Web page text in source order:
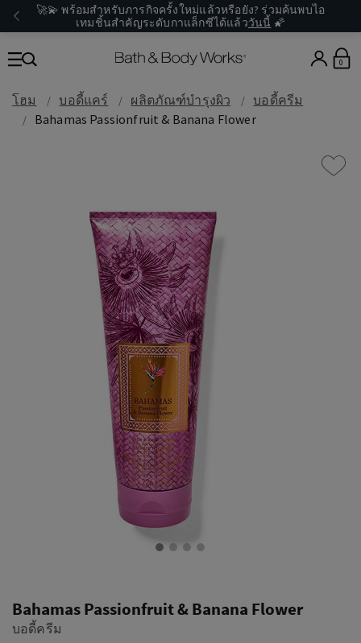
🚀💫 พร้อมสำหรับภารกิจครั้งใหม่แล้วหรือยัง? ร่วมค้นพบไอ
เทมชิ้นสำคัญระดับกาแล็กซีได้แล้ววันนี้ 🌠
0
โฮม บอดี้แคร์ ผลิตภัณฑ์บำรุงผิว
บอดี้ครีม
Bahamas Passionfruit & Banana Flower
Bahamas Passionfruit & Banana Flower
บอดี้ครีม